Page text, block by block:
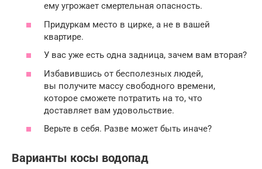
ему угрожает смертельная опасность.
Придуркам место в цирке, а не в вашей
квартире.
У вас уже есть одна задница, зачем вам вторая?
Избавившись от бесполезных людей,
вы получите массу свободного времени,
которое сможете потратить на то, что
доставляет вам удовольствие.
Верьте в себя. Разве может быть иначе?
Варианты косы водопад